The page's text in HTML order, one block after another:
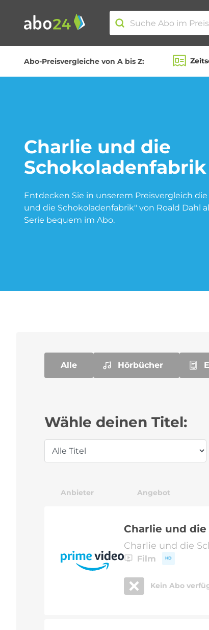
Abo-Preisvergleiche von A bis Z:
Abo-Kategorien
Blumen Abo
Charlie und die
Schokoladenfabrik
Entdecken Sie in unserem Preisvergleich
und die Schokoladenfabrik" von Roald Dahl
Serie bequem im Abo.
Alle Hörbücher
Wähle deinen Titel:
Anbieter Angebot
Charlie und
Charlie und die
Film HD
Kein Abo